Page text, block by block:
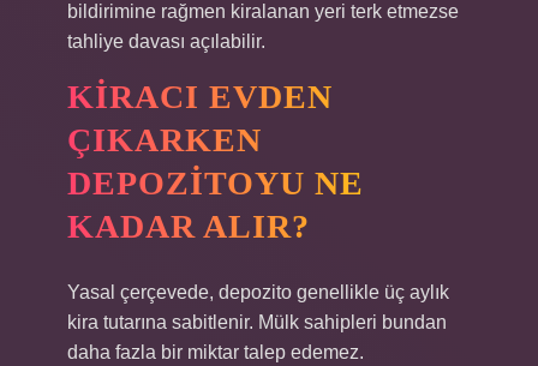
bildirimine rağmen kiralanan yeri terk etmezse
tahliye davası açılabilir.
KIRACI EVDEN
ÇIKARKEN
DEPOZITOYU NE
KADAR ALIR?
Yasal çerçevede, depozito genellikle üç aylık
kira tutarına sabitlenir. Mülk sahipleri bundan
daha fazla bir miktar talep edemez.